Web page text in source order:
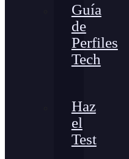
Guía
de
Perfiles
Tech
Haz
el
Test